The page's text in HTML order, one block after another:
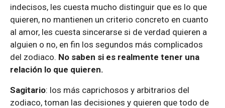
indecisos, les cuesta mucho distinguir que es lo que
quieren, no mantienen un criterio concreto en cuanto
al amor, les cuesta sincerarse si de verdad quieren a
alguien o no, en fin los segundos más complicados
del zodiaco. No saben si es realmente tener una
relación lo que quieren.
Sagitario: los más caprichosos y arbitrarios del
zodiaco, toman las decisiones y quieren que todo de